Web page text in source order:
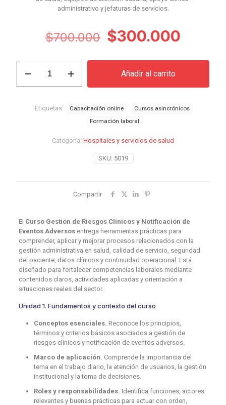
administrativo y jefaturas de servicios.
$700.000 El
original
era:
$300.000
actual
Gestión
Añadir al carrito
SKU: 5019
Categoría: Hospitales y servicios de salud
Etiquetas: Capacitación online
Cursos asincrónicos
Formación laboral
Compartir
El Curso Gestión de Riesgos Clínicos y Notificación de
Eventos Adversosentrega herramientas prácticas para
comprender, aplicar y mejorar procesos relacionados con la
gestión administrativa en salud, calidad de servicio, seguridad
del paciente, datos clínicos y continuidad operacional. Está
diseñado para fortalecer competencias laborales mediante
contenidos claros, actividades aplicadas y orientación a
situaciones reales del sector.
Unidad 1. Fundamentos y contexto del curso
Conceptos esenciales. Reconoce los principios,
términos y criterios básicos asociados a gestión de
riesgos clínicos y notificación de eventos adversos.
Marco de aplicación. Comprende la importancia del
tema en el trabajo diario, la atención de usuarios, la gestión
institucional y la toma de decisiones.
Roles y responsabilidades. Identifica funciones, actores
relevantes y buenas prácticas para actuar con orden,